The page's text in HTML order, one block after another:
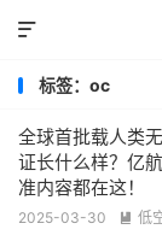

标签：oc
全球首批载人类
证长什么样？亿
准内容都在这！
2025-03-30  低